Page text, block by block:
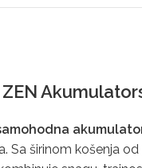
Sa širinom košenja